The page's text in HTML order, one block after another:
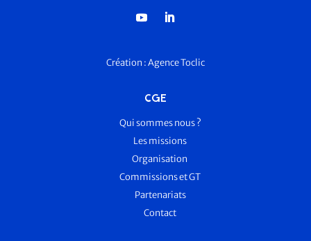
Création :Agence Toclic
CGE
Qui sommes nous ?
Les missions
Organisation
Commissions et GT
Partenariats
Contact